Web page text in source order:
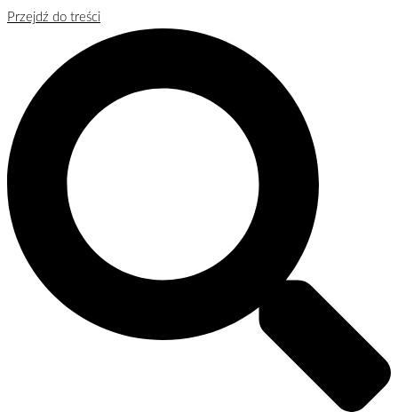
Przejdź do treści